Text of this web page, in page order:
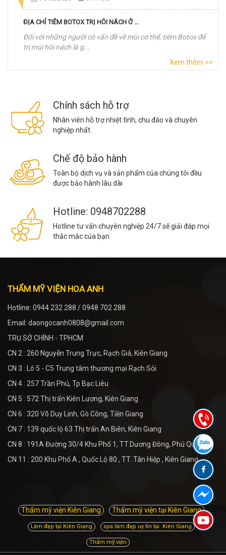
ĐỊA CHỈ TIÊM BOTOX TRỊ HÔI NÁCH Ở ...
Đối với những người có vấn đề về mùi cơ thể, tiêm Botox để
trị mùi hôi nách là g...
Xem thêm >>
Chính sách hỗ trợ
Nhân viên hỗ trợ nhiệt tình, chu đáo và chuyên
nghiệp nhất.
Chế độ bảo hành
Toàn bộ dịch vụ và sản phẩm của chúng tôi đều
được bảo hành lâu dài
Hotline: 0948702288
Hotline tư vấn chuyên nghiệp 24/7 sẽ giải đáp mọi
thắc mắc của bạn
THẨM MỸ VIỆN HOA ANH
Hotline: 0944 232 288 / 0948 702 288
Email: daongocanh0808@gmail.com
TRỤ SỞ CHÍNH - TPHCM
CN 2 : 260 Nguyễn Trung Trực, Rạch Giá, Kiên Giang
CN 3 : Lô 5 - C5 Trung tâm thương mại Rạch Sỏi
CN 4 : 257 Trần Phú, Tp Bạc Liêu
CN 5 : 572 Thị trấn Kiên Lương, Kiên Giang
CN 6 : 320 Võ Duy Linh, Gò Công, Tiền Giang
CN 7 : 139 quốc lộ 63 Thị trấn An Biên, Kiên Giang
CN 8 : 191A Đường 30/4 Khu Phố 1, TT.Dương Đông, Phú Quốc
CN 11 : 200 Khu Phố A , Quốc Lộ 80 , TT. Tân Hiệp , Kiên Giang
Thẩm mỹ viện Kiên Giang Thẩm mỹ viện tại Kiên Giang
Làm đẹp tại Kiên Giang spa làm đẹp uy tín tại Kiên Giang
Thẩm mỹ viện